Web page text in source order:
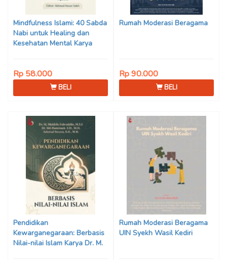
Son Haji, Dede Sunarya,
Iwan Setiawan, Nur Afiatin
Editor: Mi’raj Dodi Kurniawan
Mindfulness Islami: 40 Sabda
Nabi untuk Healing dan
Kesehatan Mental Karya
Saniyya Fadhila, Avanda
Chintya Cahyaning Putri, dan
Arjunedi
Rp 58.000
BELI
Rumah Moderasi Beragama
Rp 90.000
BELI
Pendidikan
Kewarganegaraan: Berbasis
Nilai-nilai Islam Karya Dr. M.
Rumah Moderasi Beragama
UIN Syekh Wasil Kediri